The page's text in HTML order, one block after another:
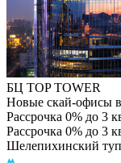
БЦ TOP TOWER
Новые скай-офисы
Рассрочка 0% до 3
Рассрочка 0% до 3
Шелепихинский